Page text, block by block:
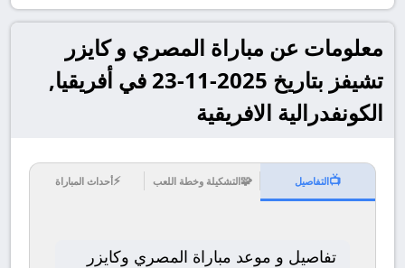
معلومات عن مباراة المصري و كايزر
تشيفز بتاريخ 2025-11-23 في أفريقيا,
الكونفدرالية الافريقية
📺التفاصيل 🧩التشكيلة وخطة اللعب ⚡أحداث المباراة
تفاصيل و موعد مباراة المصري وكايزر